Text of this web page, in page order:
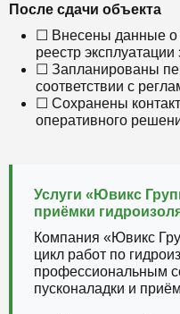
После сдачи объекта
☐ Внесены данные о
реестр эксплуатации
☐ Запланированы
соответствии с
☐ Сохранены
оперативного
Услуги «Ювикс
приёмки
Компания «Ювикс
цикл работ по
профессиональным
пусконаладки и